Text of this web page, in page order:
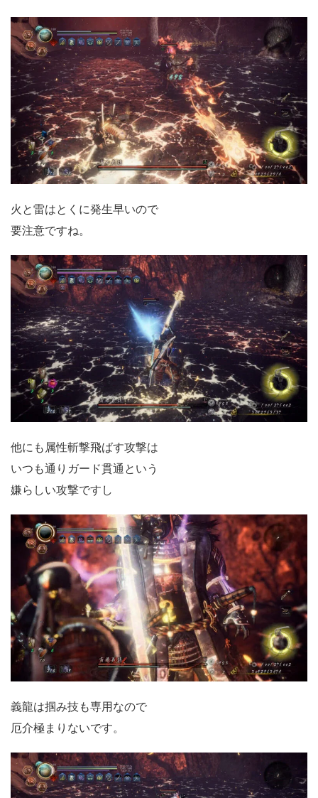
火と雷はとくに発生早いので
要注意ですね。
他にも属性斬撃飛ばす攻撃は
いつも通りガード貫通という
嫌らしい攻撃ですし
義龍は掴み技も専用なので
厄介極まりないです。